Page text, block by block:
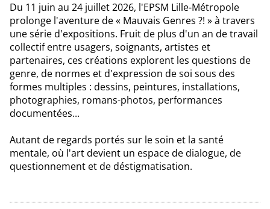
Du 11 juin au 24 juillet 2026, l'EPSM Lille-Métropole
prolonge l'aventure de « Mauvais Genres ?! » à travers
une série d'expositions. Fruit de plus d'un an de travail
collectif entre usagers, soignants, artistes et
partenaires, ces créations explorent les questions de
genre, de normes et d'expression de soi sous des
formes multiples : dessins, peintures, installations,
photographies, romans-photos, performances
documentées...
Autant de regards portés sur le soin et la santé
mentale, où l'art devient un espace de dialogue, de
questionnement et de déstigmatisation.